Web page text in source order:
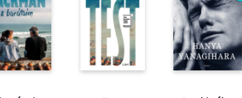
kapcsolatos kérdésekreitt találhat választ.